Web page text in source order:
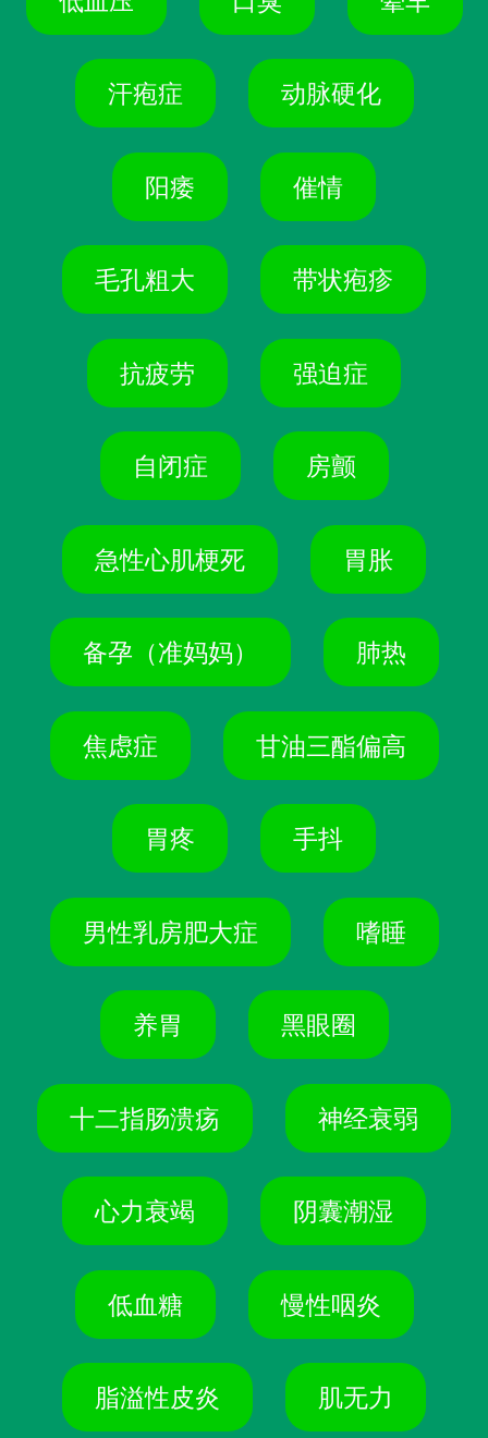
汗疱症 动脉硬化
阳痿 催情
毛孔粗大 带状疱疹
抗疲劳 强迫症
自闭症 房颤
急性心肌梗死 胃胀
备孕（准妈妈） 肺热
焦虑症 甘油三酯偏高
胃疼 手抖
男性乳房肥大症 嗜睡
养胃 黑眼圈
十二指肠溃疡 神经衰弱
心力衰竭 阴囊潮湿
低血糖 慢性咽炎
脂溢性皮炎 肌无力